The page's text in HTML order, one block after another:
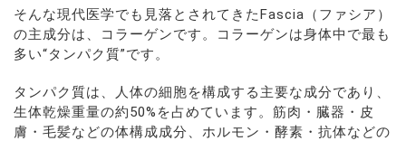
そんな現代医学でも見落とされてきたFascia（ファシア）
の主成分は、コラーゲンです。コラーゲンは身体中で最も
多い“タンパク質”です。
タンパク質は、人体の細胞を構成する主要な成分であり、
生体乾燥重量の約50%を占めています。筋肉・臓器・皮
膚・毛髪などの体構成成分、ホルモン・酵素・抗体などの